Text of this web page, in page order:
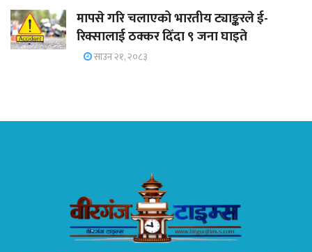
मापसे गरि चलाएको भारतीय ट्याङ्करले ई-
रिक्सालाई ठक्कर दिँदा ९ जना घाइते
साउन २१, २०८३